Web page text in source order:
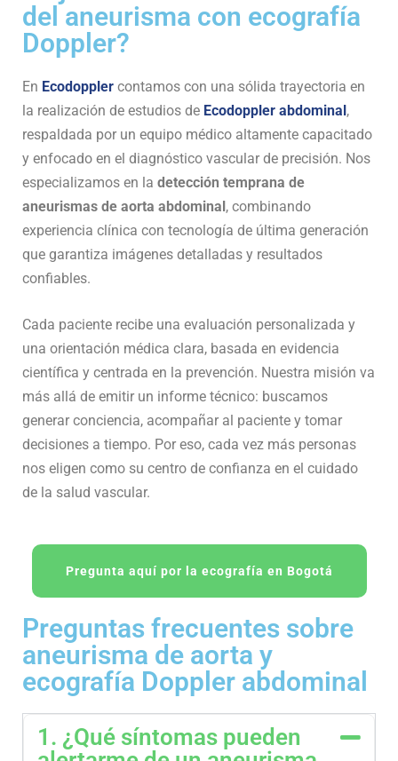
del aneurisma con ecografía
Doppler?
En Ecodoppler contamos con una sólida trayectoria en
la realización de estudios de Ecodoppler abdominal ,
respaldada por un equipo médico altamente capacitado
y enfocado en el diagnóstico vascular de precisión. Nos
especializamos en la detección temprana de
aneurismas de aorta abdominal , combinando
experiencia clínica con tecnología de última generación
que garantiza imágenes detalladas y resultados
confiables.
Cada paciente recibe una evaluación personalizada y
una orientación médica clara, basada en evidencia
científica y centrada en la prevención. Nuestra misión va
más allá de emitir un informe técnico: buscamos
generar conciencia, acompañar al paciente y tomar
decisiones a tiempo. Por eso, cada vez más personas
nos eligen como su centro de confianza en el cuidado
de la salud vascular.
Pregunta aquí por la ecografía en Bogotá
Preguntas frecuentes sobre
aneurisma de aorta y
ecografía Doppler abdominal
1. ¿Qué síntomas pueden